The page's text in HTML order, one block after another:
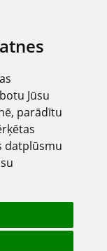
Jūsu
parādītu
datplūsmu